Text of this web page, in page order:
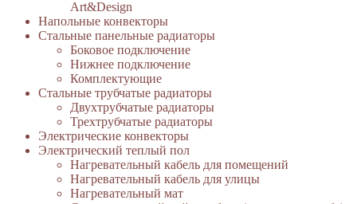
Art&Design
Напольные конвекторы
Стальные панельные радиаторы
Боковое подключение
Нижнее подключение
Комплектующие
Стальные трубчатые радиаторы
Двухтрубчатые радиаторы
Трехтрубчатые радиаторы
Электрические конвекторы
Электрический теплый пол
Нагревательный кабель для помещений
Нагревательный кабель для улицы
Нагревательный мат